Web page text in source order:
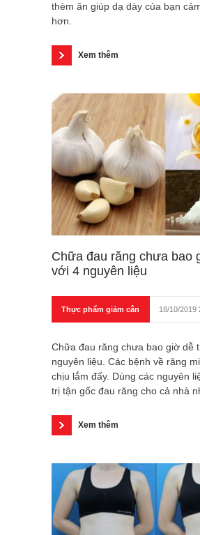
thèm ăn giúp dạ dày của bạn
hơn.
Xem thêm
Chữa đau răng chưa bao
với 4 nguyên liệu
Thực phẩm giảm cân 18/10/2019
Chữa đau răng chưa bao giờ dễ
nguyên liệu. Các bệnh về răng
chịu lắm đấy. Dùng các nguyên
trị tận gốc đau răng cho cả nhà
Xem thêm